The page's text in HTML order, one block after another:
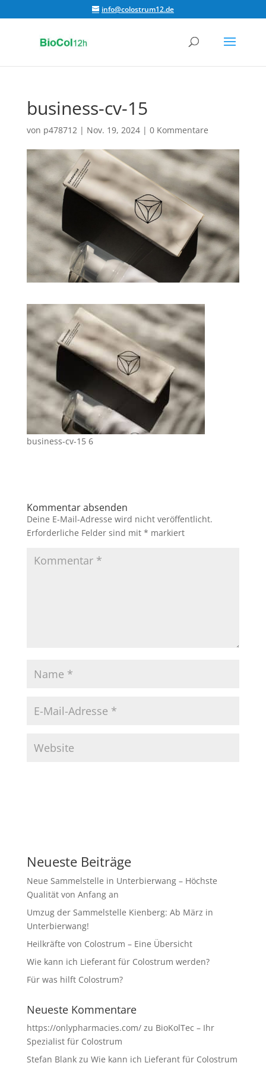
info@colostrum12.de
business-cv-15
von p478712| Nov. 19, 2024| 0 Kommentare
business-cv-15 6
Kommentar absenden
Deine E-Mail-Adresse wird nicht veröffentlicht.
Erforderliche Felder sind mit * markiert
Neueste Beiträge
Neue Sammelstelle in Unterbierwang – Höchste
Qualität von Anfang an
Umzug der Sammelstelle Kienberg: Ab März in
Unterbierwang!
Heilkräfte von Colostrum – Eine Übersicht
Wie kann ich Lieferant für Colostrum werden?
Für was hilft Colostrum?
Neueste Kommentare
https://onlypharmacies.com/zu BioKolTec – Ihr
Spezialist für Colostrum
Stefan Blankzu Wie kann ich Lieferant für Colostrum